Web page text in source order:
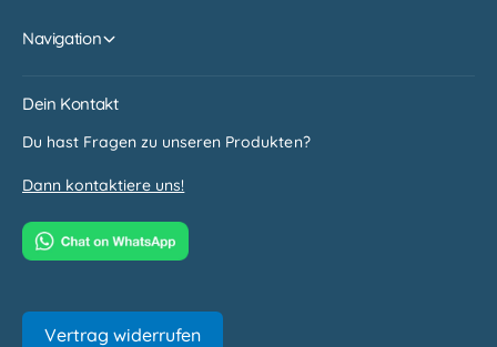
Navigation
Dein Kontakt
Du hast Fragen zu unseren Produkten?
Dann kontaktiere uns!
Vertrag widerrufen